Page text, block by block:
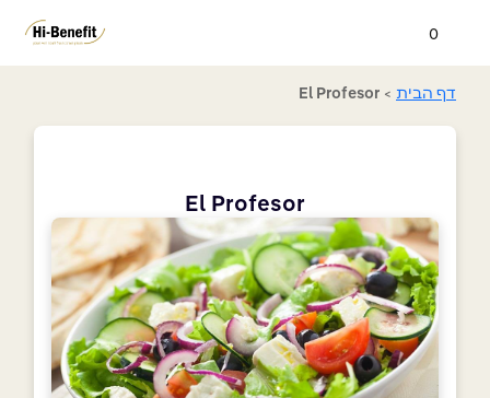
0
דף הבית >
El Profesor
El Profesor